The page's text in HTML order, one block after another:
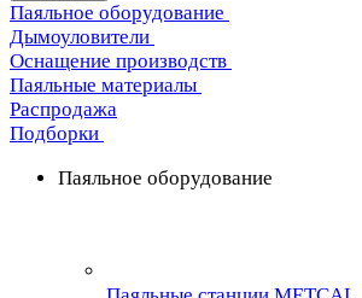
Паяльное оборудование
Дымоуловители
Оснащение производств
Паяльные материалы
Распродажа
Подборки
Паяльное оборудование